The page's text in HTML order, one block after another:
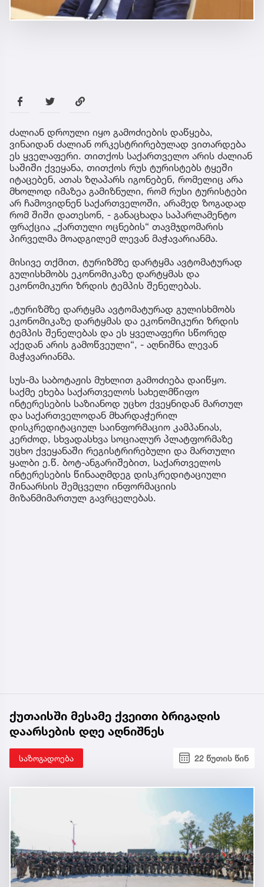
ძალიან დროული იყო გამოძიების დაწყება,
ვინაიდან ძალიან ორკესტრირებულად ვითარდება
ეს ყველაფერი. თითქოს საქართველო არის ძალიან
საშიში ქვეყანა, თითქოს რუს ტურისტებს ტყეში
იტაცებენ, ათას ზღაპარს იგონებენ, რომელიც არა
მხოლოდ იმაზეა გამიზნული, რომ რუსი ტურისტები
არ ჩამოვიდნენ საქართველოში, არამედ ზოგადად
რომ შიში დათესონ, - განაცხადა საპარლამენტო
ფრაქცია „ქართული ოცნების“ თავმჯდომარის
პირველმა მოადგილემ ლევან მაჭავარიანმა.
მისივე თქმით, ტურიზმზე დარტყმა ავტომატურად
გულისხმობს ეკონომიკაზე დარტყმას და
ეკონომიკური ზრდის ტემპის შენელებას.
„ტურიზმზე დარტყმა ავტომატურად გულისხმობს
ეკონომიკაზე დარტყმას და ეკონომიკური ზრდის
ტემპის შენელებას და ეს ყველაფერი სწორედ
აქედან არის გამოწვეული“, - აღნიშნა ლევან
მაჭავარიანმა.
სუს-მა საბოტაჟის მუხლით გამოძიება დაიწყო.
საქმე ეხება საქართველოს სახელმწიფო
ინტერესების საზიანოდ უცხო ქვეყნიდან მართულ
და საქართველოდან მხარდაჭერილ
დისკრედიტაციულ საინფორმაციო კამპანიას,
კერძოდ, სხვადასხვა სოციალურ პლატფორმაზე
უცხო ქვეყანაში რეგისტრირებული და მართული
ყალბი ე.წ. ბოტ-ანგარიშებით, საქართველოს
ინტერესების წინააღმდეგ დისკრედიტაციული
შინაარსის შემცველი ინფორმაციის
მიზანმიმართულ გავრცელებას.
ქუთაისში მესამე ქვეითი ბრიგადის
დაარსების დღე აღნიშნეს
საზოგადოება 22 წუთის წინ